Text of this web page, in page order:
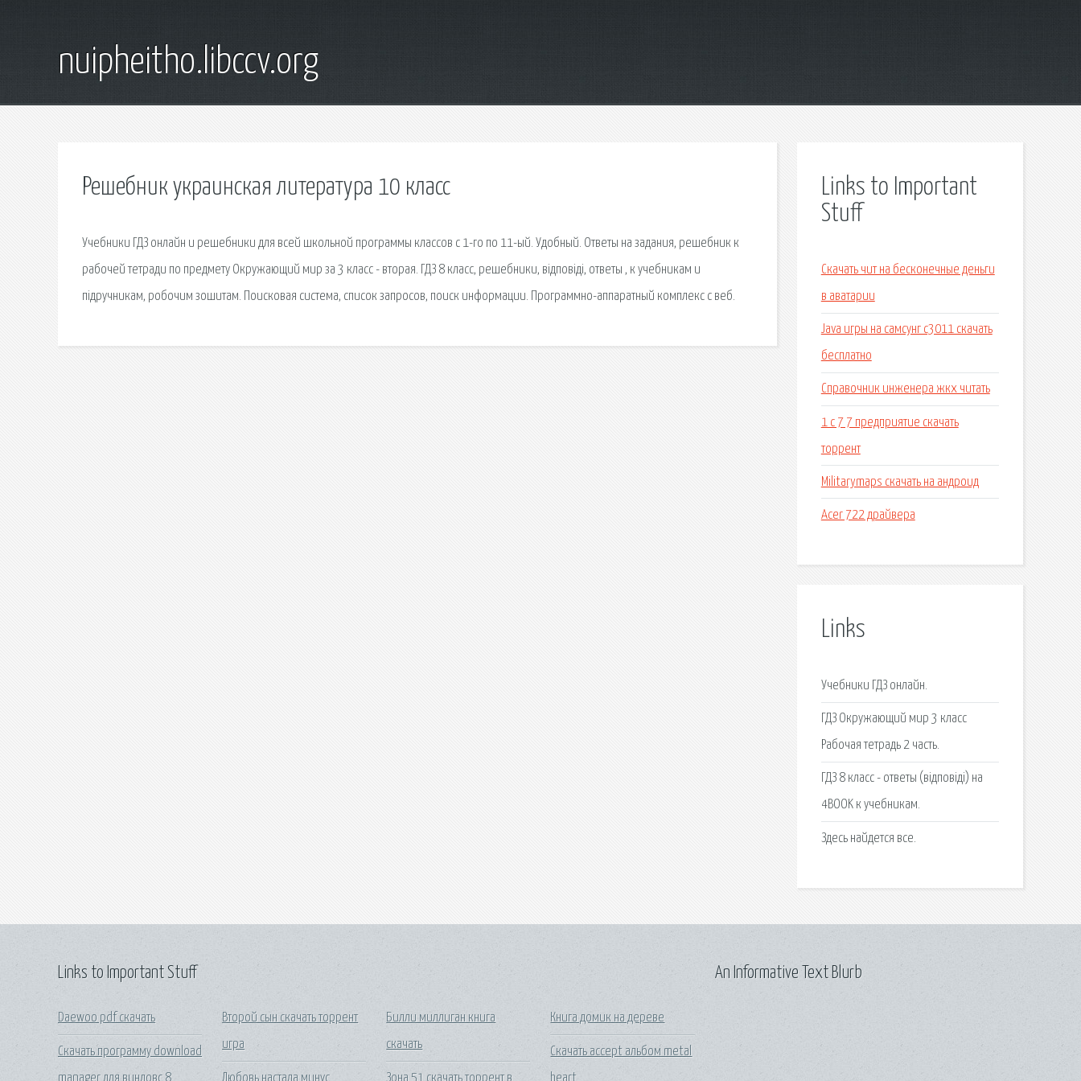
nuipheitho.libccv.org
Решебник украинская литература 10 класс
Учебники ГДЗ онлайн и решебники для всей школьной программы классов с 1-го по 11-ый. Удобный. Ответы на задания, решебник к
рабочей тетради по предмету Окружающий мир за 3 класс - вторая. ГДЗ 8 класс, решебники, відповіді, ответы , к учебникам и
підручникам, робочим зошитам. Поисковая сиcтема, список запросов, поиск информации. Программно-аппаратный комплекс с веб.
Links to Important
Stuff
Скачать чит на бесконечные деньги
в аватарии
Java игры на самсунг с3011 скачать
бесплатно
Справочник инженера жкх читать
1 с 7 7 предприятие скачать
торрент
Militarymaps скачать на андроид
Acer 722 драйвера
Links
Учебники ГДЗ онлайн.
ГДЗ Окружающий мир 3 класс
Рабочая тетрадь 2 часть.
ГДЗ 8 класс - ответы (відповіді) на
4BOOK к учебникам.
Здесь найдется все.
Links to Important Stuff
Daewoo pdf скачать
Скачать программу download
Второй сын скачать торрент
игра
Билли миллиган книга
скачать
Книга домик на дереве
Скачать accept альбом metal
An Informative Text Blurb